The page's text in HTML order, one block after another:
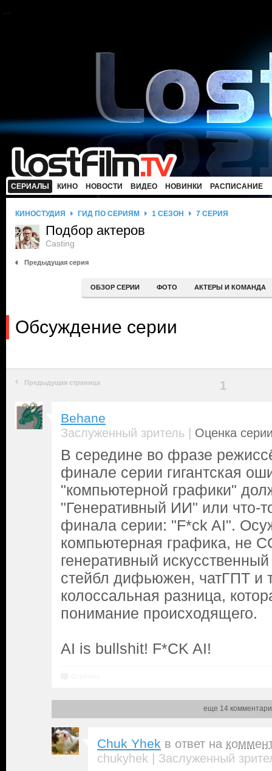
СЕРИАЛЫ КИНО НОВОСТИ ВИДЕО НОВИНКИ РАСПИСАНИЕ
КИНОСТУДИЯ ГИД ПО СЕРИЯМ 1 СЕЗОН 7 СЕРИЯ
Подбор актеров
Casting
Предыдущая серия
ОБЗОР СЕРИИ ФОТО АКТЕРЫ И КОМАНДА
Обсуждение серии
Предыдущая страница 1
Behane
Заслуженный зритель | Оценка
В середине во фразе
финале серии гигантская
"компьютерной графики"
"Генеративный ИИ" или что-
финала серии: "F*ck AI".
компьютерная графика, не
генеративный
стейбл дифьюжен, чатГПТ и
колоссальная разница,
понимание происходящего.
AI is bullshit! F*CK AI!
еще 14
Chuk Yhek в ответ на
chukyhek | Заслуженный